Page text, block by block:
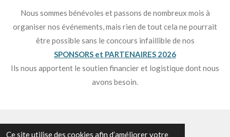
Ce site utilise des cookies afin d’améliorer votre
Nous sommes bénévoles et passons de nombreux mois à
organiser nos événements, mais rien de tout cela ne pourrait
être possible sans le concours infaillible denos
SPONSORS et PARTENAIRES 2026
Ils nous apportent le soutien financier et logistique dont nous
avons besoin.